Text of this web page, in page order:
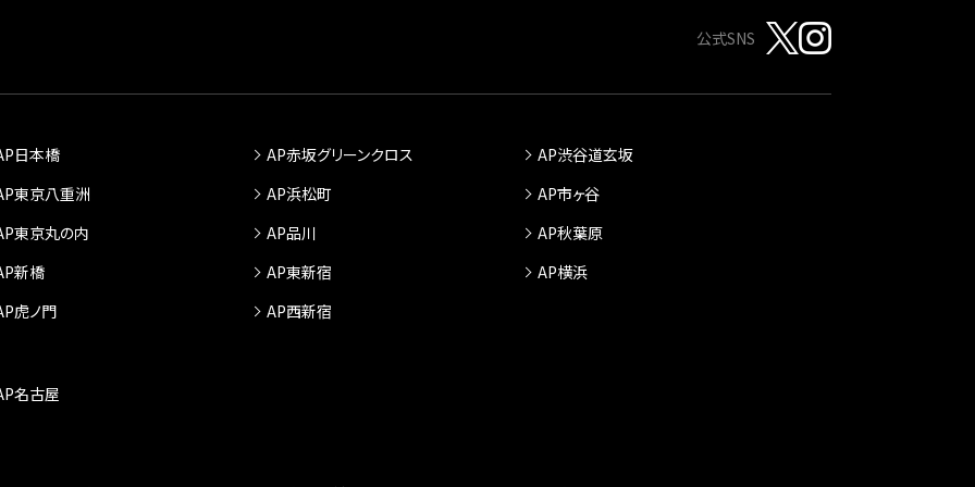
公式SNS
日本橋
東京八重洲
東京丸の内
新橋
虎ノ門
AP赤坂グリーンクロス
AP浜松町
AP品川
AP東新宿
AP西新宿
AP渋谷道玄坂
AP市ヶ谷
AP秋葉原
AP横浜
名古屋